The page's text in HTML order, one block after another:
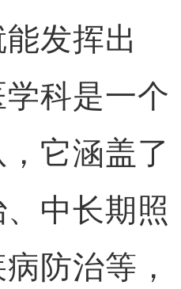
发挥出
科是一个
它涵盖了
中长期照
防治等，